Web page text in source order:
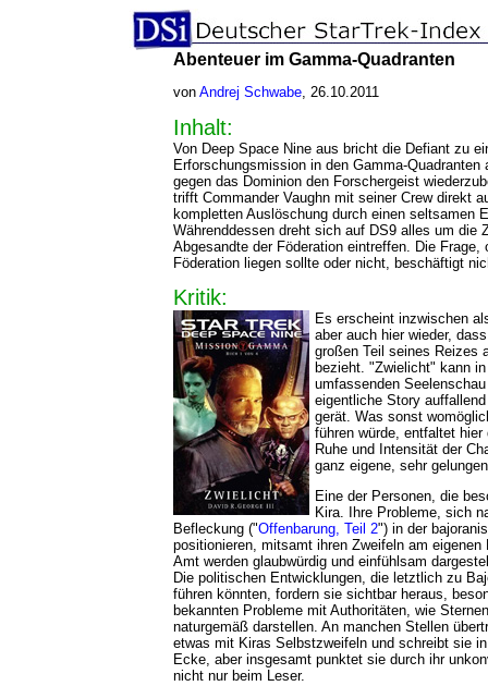
Abenteuer im Gamma-Quadranten
von Andrej Schwabe, 26.10.2011
Inhalt:
Von Deep Space Nine aus bricht die Defiant zu
Erforschungsmission in den Gamma-Quadranten
gegen das Dominion den Forschergeist
trifft Commander Vaughn mit seiner Crew direkt
kompletten Auslöschung durch einen seltsamen
Währenddessen dreht sich auf DS9 alles um die
Abgesandte der Föderation eintreffen. Die Frage,
Föderation liegen sollte oder nicht, beschäftigt
Kritik:
Es erscheint inzwischen
aber auch hier wieder,
großen Teil seines Reizes
bezieht. "Zwielicht" kann
umfassenden
eigentliche Story
gerät. Was sonst
führen würde, entfaltet
Ruhe und Intensität der
ganz eigene, sehr
Eine der Personen, die
Kira. Ihre Probleme, sich
Befleckung ("Offenbarung, Teil 2") in der
positionieren, mitsamt ihren Zweifeln am
Amt werden glaubwürdig und einfühlsam
Die politischen Entwicklungen, die letztlich zu
führen könnten, fordern sie sichtbar heraus,
bekannten Probleme mit Authoritäten, wie
naturgemäß darstellen. An manchen Stellen
etwas mit Kiras Selbstzweifeln und schreibt sie
Ecke, aber insgesamt punktet sie durch ihr
nicht nur beim Leser.